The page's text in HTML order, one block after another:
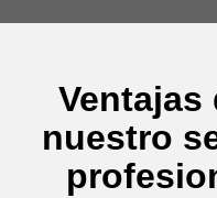
Ventajas
nuestro